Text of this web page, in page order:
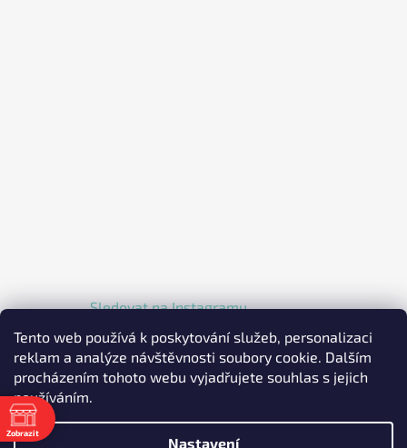
Tento web používá k poskytování služeb, personalizaci
reklam a analýze návštěvnosti soubory cookie. Dalším
procházením tohoto webu vyjadřujete souhlas s jejich
používáním.
Nastavení
Sledovat na Instagramu
Zobrazit